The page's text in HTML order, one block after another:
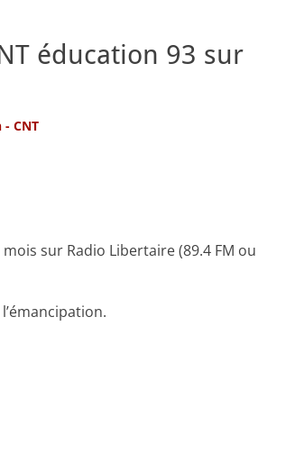
éducation 93 sur
CNT
sur Radio Libertaire (89.4 FM ou